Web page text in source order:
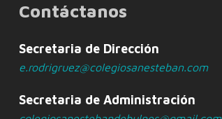
Contáctanos
Secretaria de Dirección
e.rodrigruez@colegiosanesteban.com
Secretaria de Administración